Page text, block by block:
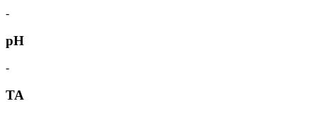
-
pH
-
TA